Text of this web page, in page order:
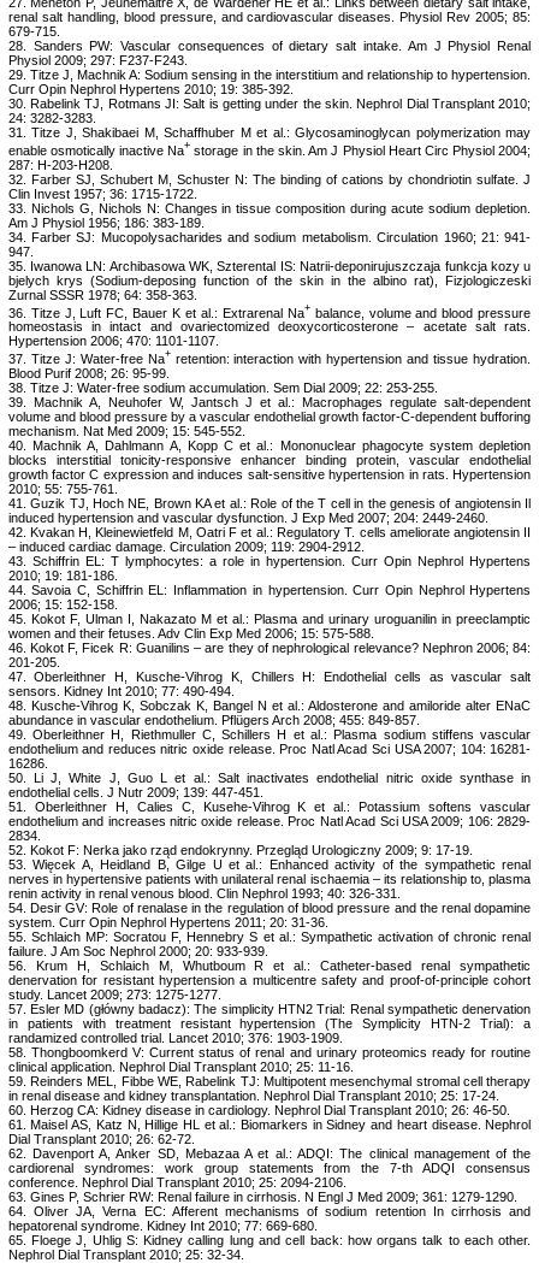
renal salt handling, blood pressure, and cardiovascular diseases. Physiol Rev 2005; 85:
679-715.
28. Sanders PW: Vascular consequences of dietary salt intake. Am J Physiol Renal
Physiol 2009; 297: F237-F243.
29. Titze J, Machnik A: Sodium sensing in the interstitium and relationship to hypertension.
Curr Opin Nephrol Hypertens 2010; 19: 385-392.
30. Rabelink TJ, Rotmans JI: Salt is getting under the skin. Nephrol Dial Transplant 2010;
24: 3282-3283.
31. Titze J, Shakibaei M, Schaffhuber M et al.: Glycosaminoglycan polymerization may
enable osmotically inactive Na+ storage in the skin. Am J Physiol Heart Circ Physiol 2004;
287: H-203-H208.
32. Farber SJ, Schubert M, Schuster N: The binding of cations by chondriotin sulfate. J
Clin Invest 1957; 36: 1715-1722.
33. Nichols G, Nichols N: Changes in tissue composition during acute sodium depletion.
Am J Physiol 1956; 186: 383-189.
34. Farber SJ: Mucopolysacharides and sodium metabolism. Circulation 1960; 21: 941-
947.
35. Iwanowa LN: Archibasowa WK, Szterental IS: Natrii-deponirujuszczaja funkcja kozy u
bjelych krys (Sodium-deposing function of the skin in the albino rat), Fizjologiczeski
Zurnal SSSR 1978; 64: 358-363.
36. Titze J, Luft FC, Bauer K et al.: Extrarenal Na+balance, volume and blood pressure
homeostasis in intact and ovariectomized deoxycorticosterone – acetate salt rats.
Hypertension 2006; 470: 1101-1107.
37. Titze J: Water-free Na+retention: interaction with hypertension and tissue hydration.
Blood Purif 2008; 26: 95-99.
38. Titze J: Water-free sodium accumulation. Sem Dial 2009; 22: 253-255.
39. Machnik A, Neuhofer W, Jantsch J et al.: Macrophages regulate salt-dependent
volume and blood pressure by a vascular endothelial growth factor-C-dependent bufforing
mechanism. Nat Med 2009; 15: 545-552.
40. Machnik A, Dahlmann A, Kopp C et al.: Mononuclear phagocyte system depletion
blocks interstitial tonicity-responsive enhancer binding protein, vascular endothelial
growth factor C expression and induces salt-sensitive hypertension in rats. Hypertension
2010; 55: 755-761.
41. Guzik TJ, Hoch NE, Brown KA et al.: Role of the T cell in the genesis of angiotensin Il
induced hypertension and vascular dysfunction. J Exp Med 2007; 204: 2449-2460.
42. Kvakan H, Kleinewietfeld M, Oatri F et al.: Regulatory T. cells ameliorate angiotensin II
– induced cardiac damage. Circulation 2009; 119: 2904-2912.
43. Schiffrin EL: T lymphocytes: a role in hypertension. Curr Opin Nephrol Hypertens
2010; 19: 181-186.
44. Savoia C, Schiffrin EL: Inflammation in hypertension. Curr Opin Nephrol Hypertens
2006; 15: 152-158.
45. Kokot F, Ulman I, Nakazato M et al.: Plasma and urinary uroguanilin in preeclamptic
women and their fetuses. Adv Clin Exp Med 2006; 15: 575-588.
46. Kokot F, Ficek R: Guanilins – are they of nephrological relevance? Nephron 2006; 84:
201-205.
47. Oberleithner H, Kusche-Vihrog K, Chillers H: Endothelial cells as vascular salt
sensors. Kidney Int 2010; 77: 490-494.
48. Kusche-Vihrog K, Sobczak K, Bangel N et al.: Aldosterone and amiloride alter ENaC
abundance in vascular endothelium. Pflügers Arch 2008; 455: 849-857.
49. Oberleithner H, Riethmuller C, Schillers H et al.: Plasma sodium stiffens vascular
endothelium and reduces nitric oxide release. Proc Natl Acad Sci USA 2007; 104: 16281-
16286.
50. Li J, White J, Guo L et al.: Salt inactivates endothelial nitric oxide synthase in
endothelial cells. J Nutr 2009; 139: 447-451.
51. Oberleithner H, Calies C, Kusehe-Vihrog K et al.: Potassium softens vascular
endothelium and increases nitric oxide release. Proc Natl Acad Sci USA 2009; 106: 2829-
2834.
52. Kokot F: Nerka jako rząd endokrynny. Przegląd Urologiczny 2009; 9: 17-19.
53. Więcek A, Heidland B, Gilge U et al.: Enhanced activity of the sympathetic renal
nerves in hypertensive patients with unilateral renal ischaemia – its relationship to, plasma
renin activity in renal venous blood. Clin Nephrol 1993; 40: 326-331.
54. Desir GV: Role of renalase in the regulation of blood pressure and the renal dopamine
system. Curr Opin Nephrol Hypertens 2011; 20: 31-36.
55. Schlaich MP: Socratou F, Hennebry S et al.: Sympathetic activation of chronic renal
failure. J Am Soc Nephrol 2000; 20: 933-939.
56. Krum H, Schlaich M, Whutboum R et al.: Catheter-based renal sympathetic
denervation for resistant hypertension a multicentre safety and proof-of-principle cohort
study. Lancet 2009; 273: 1275-1277.
57. Esler MD (główny badacz): The simplicity HTN2 Trial: Renal sympathetic denervation
in patients with treatment resistant hypertension (The Symplicity HTN-2 Trial): a
randamized controlled trial. Lancet 2010; 376: 1903-1909.
58. Thongboomkerd V: Current status of renal and urinary proteomics ready for routine
clinical application. Nephrol Dial Transplant 2010; 25: 11-16.
59. Reinders MEL, Fibbe WE, Rabelink TJ: Multipotent mesenchymal stromal cell therapy
in renal disease and kidney transplantation. Nephrol Dial Transplant 2010; 25: 17-24.
60. Herzog CA: Kidney disease in cardiology. Nephrol Dial Transplant 2010; 26: 46-50.
61. Maisel AS, Katz N, Hillige HL et al.: Biomarkers in Sidney and heart disease. Nephrol
Dial Transplant 2010; 26: 62-72.
62. Davenport A, Anker SD, Mebazaa A et al.: ADQI: The clinical management of the
cardiorenal syndromes: work group statements from the 7-th ADQI consensus
conference. Nephrol Dial Transplant 2010; 25: 2094-2106.
63. Gines P, Schrier RW: Renal failure in cirrhosis. N Engl J Med 2009; 361: 1279-1290.
64. Oliver JA, Verna EC: Afferent mechanisms of sodium retention In cirrhosis and
hepatorenal syndrome. Kidney Int 2010; 77: 669-680.
65. Floege J, Uhlig S: Kidney calling lung and cell back: how organs talk to each other.
Nephrol Dial Transplant 2010; 25: 32-34.